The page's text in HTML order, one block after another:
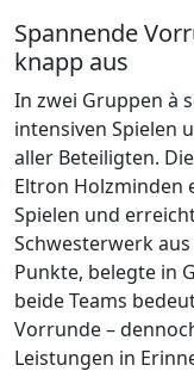
Spannende
knapp aus
In zwei Gruppen à
intensiven Spielen
aller Beteiligten.
Eltron Holzminden
Spielen und
Schwesterwerk
Punkte, belegte in
beide Teams
Vorrunde –
Leistungen in